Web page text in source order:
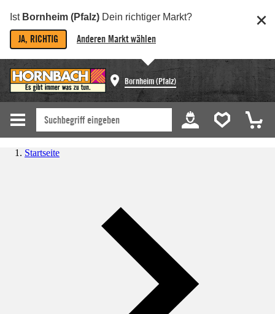
Ist Bornheim (Pfalz) Dein richtiger Markt?
JA, RICHTIG Anderen Markt wählen
Bornheim (Pfalz)
Startseite